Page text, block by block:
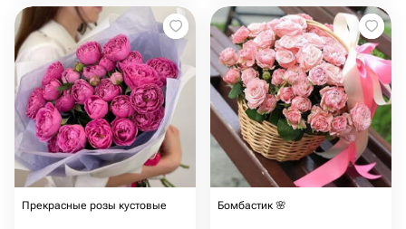
Прекрасные розы кустовые Бомбастик 🌸